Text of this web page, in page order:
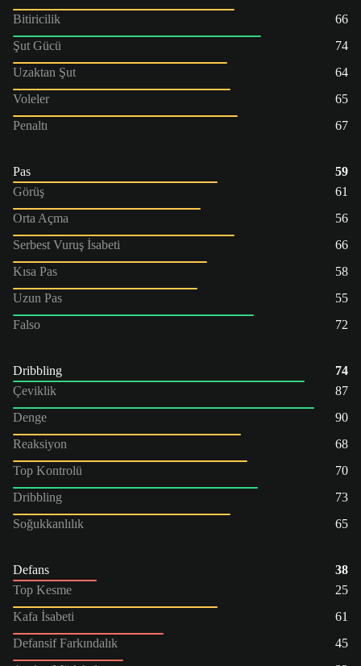
Bitiricilik
66
Şut Gücü
74
Uzaktan Şut
64
Voleler
65
Penaltı
67
Pas
59
Görüş
61
Orta Açma
56
Serbest Vuruş İsabeti
66
Kısa Pas
58
Uzun Pas
55
Falso
72
Dribbling
74
Çeviklik
87
Denge
90
Reaksiyon
68
Top Kontrolü
70
Dribbling
73
Soğukkanlılık
65
Defans
38
Top Kesme
25
Kafa İsabeti
61
Defansif Farkındalık
45